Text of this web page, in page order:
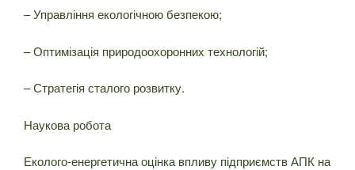
– Управління екологічною безпекою;
– Оптимізація природоохоронних технологій;
– Стратегія сталого розвитку.
Наукова робота
Еколого-енергетична оцінка впливу підприємств АПК на